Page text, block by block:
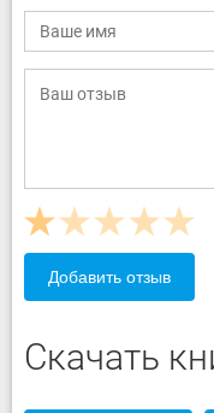
Добавить отзыв
Скачать